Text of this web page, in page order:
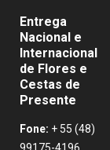
Entrega
Nacional e
Internacional
de Flores e
Cestas de
Presente
Fone: + 55 (48)
99175-4196